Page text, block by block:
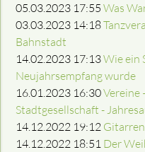
05.03.2023 17:55 Was
03.03.2023 14:18
Bahnstadt
14.02.2023 17:13Wie ein
Neujahrsempfang wurde
16.01.2023 16:30Vereine
Stadtgesellschaft -
14.12.2022 19:12
14.12.2022 18:51 Der